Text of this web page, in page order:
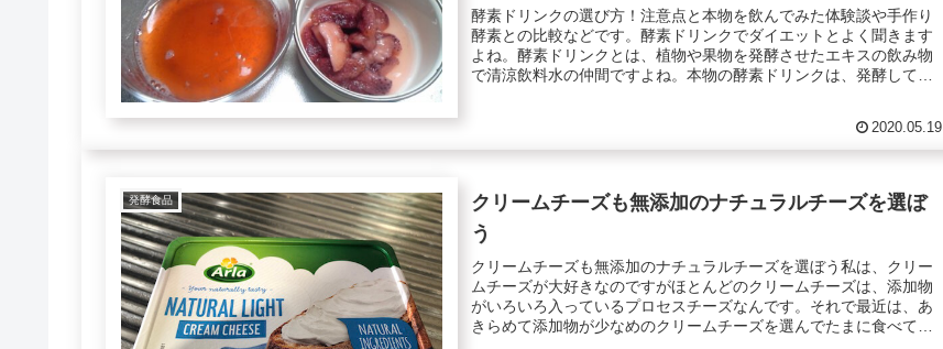
酵素ドリンクの選び方！注意点と本物を飲んでみた体験談や手作り
酵素との比較などです。酵素ドリンクでダイエットとよく聞きます
よね。酵素ドリンクとは、植物や果物を発酵させたエキスの飲み物
で清涼飲料水の仲間ですよね。本物の酵素ドリンクは、発酵して
2020.05.19
発酵食品
クリームチーズも無添加のナチュラルチーズを選ぼ
う
クリームチーズも無添加のナチュラルチーズを選ぼう私は、クリー
ムチーズが大好きなのですがほとんどのクリームチーズは、添加物
がいろいろ入っているプロセスチーズなんです。それで最近は、あ
きらめて添加物が少なめのクリームチーズを選んでたまに食べて